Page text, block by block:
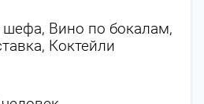
шефа, Вино по бокалам,
, Коктейли